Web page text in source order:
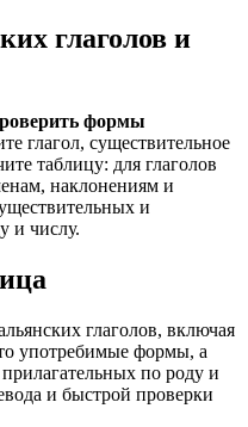
глаголов и
формы
глагол, существительное
таблицу: для глаголов
наклонениям и
и
и числу.
глаголов, включая
употребимые формы, а
по роду и
и быстрой проверки